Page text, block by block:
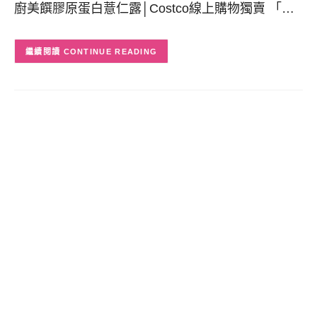
廚美饌膠原蛋白薏仁露│Costco線上購物獨賣 「…
CONTINUE READING